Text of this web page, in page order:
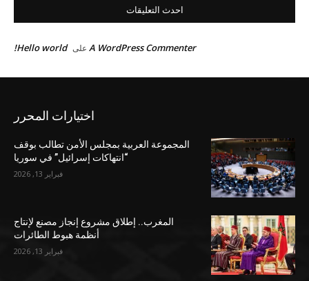
احدث التعليقات
A WordPress Commenter على Hello world!
اختيارات المحرر
المجموعة العربية بمجلس الأمن تطالب بوقف
“انتهاكات إسرائيل” في سوريا
فبراير 13, 2026
المغرب.. إطلاق مشروع إنجاز مصنع لإنتاج
أنظمة هبوط الطائرات
فبراير 13, 2026